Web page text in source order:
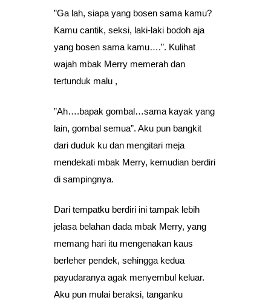
”Ga lah, siapa yang bosen sama kamu?
Kamu cantik, seksi, laki-laki bodoh aja
yang bosen sama kamu….”. Kulihat
wajah mbak Merry memerah dan
tertunduk malu ,
”Ah….bapak gombal…sama kayak yang
lain, gombal semua”. Aku pun bangkit
dari duduk ku dan mengitari meja
mendekati mbak Merry, kemudian berdiri
di sampingnya.
Dari tempatku berdiri ini tampak lebih
jelasa belahan dada mbak Merry, yang
memang hari itu mengenakan kaus
berleher pendek, sehingga kedua
payudaranya agak menyembul keluar.
Aku pun mulai beraksi, tanganku